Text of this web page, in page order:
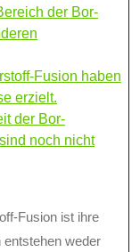
der Bor-
Fusion haben
erzielt.
der Bor-
noch nicht
Fusion ist ihre
weder